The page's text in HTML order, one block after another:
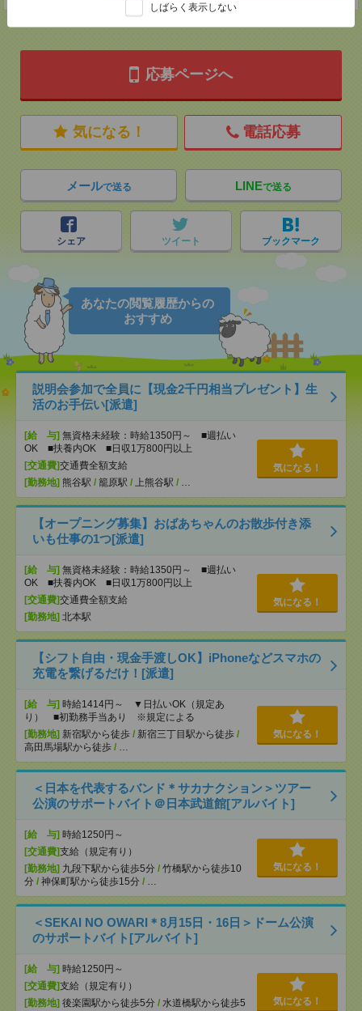
しばらく表示しない
応募ページへ
気になる！ 電話応募
メールで送る LINEで送る
シェア ツイート ブックマーク
あなたの閲覧履歴からの
おすすめ
説明会参加で全員に【現金2千円相当プレゼント】生
活のお手伝い[派遣]
[給 与] 無資格未経験：時給1350円～ ■週払い
OK ■扶養内OK ■日収1万800円以上
[交通費]交通費全額支給
[勤務地] 熊谷駅 / 籠原駅 / 上熊谷駅 / …
気になる！
【オープニング募集】おばあちゃんのお散歩付き添
いも仕事の1つ[派遣]
[給 与] 無資格未経験：時給1350円～ ■週払い
OK ■扶養内OK ■日収1万800円以上
[交通費]交通費全額支給
[勤務地] 北本駅
気になる！
【シフト自由・現金手渡しOK】iPhoneなどスマホの
充電を繋げるだけ！[派遣]
[給 与] 時給1414円～ ▼日払いOK（規定あ
り） ■初勤務手当あり ※規定による
[勤務地] 新宿駅から徒歩 / 新宿三丁目駅から徒歩 /
高田馬場駅から徒歩 / …
気になる！
＜日本を代表するバンド＊サカナクション＞ツアー
公演のサポートバイト＠日本武道館[アルバイト]
[給 与] 時給1250円～
[交通費]支給（規定有り）
[勤務地] 九段下駅から徒歩5分 / 竹橋駅から徒歩10
分 / 神保町駅から徒歩15分 / …
気になる！
＜SEKAI NO OWARI＊8月15日・16日＞ドーム公演
のサポートバイト[アルバイト]
[給 与] 時給1250円～
[交通費]支給（規定有り）
[勤務地] 後楽園駅から徒歩5分 / 水道橋駅から徒歩5
気になる！